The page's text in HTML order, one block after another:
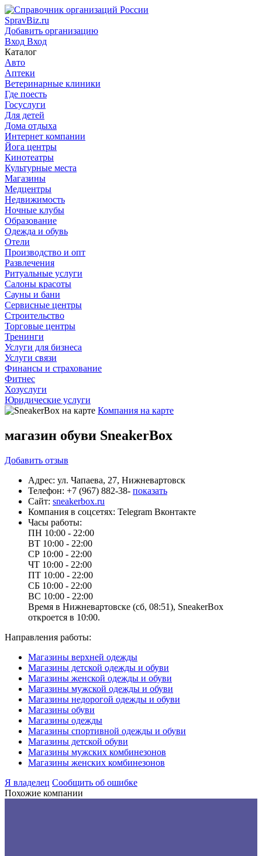
SpravBiz.ru
Добавить организацию
Вход Вход
Каталог
Авто
Аптеки
Ветеринарные клиники
Где поесть
Госуслуги
Для детей
Дома отдыха
Интернет компании
Йога центры
Кинотеатры
Культурные места
Магазины
Медцентры
Недвижимость
Ночные клубы
Образование
Одежда и обувь
Отели
Производство и опт
Развлечения
Ритуальные услуги
Салоны красоты
Сауны и бани
Сервисные центры
Строительство
Торговые центры
Тренинги
Услуги для бизнеса
Услуги связи
Финансы и страхование
Фитнес
Хозуслуги
Юридические услуги
Компания на карте
магазин обуви SneakerBox
Добавить отзыв
Адрес: ул. Чапаева, 27, Нижневартовск
Телефон: +7 (967) 882-38- показать
Сайт: sneakerbox.ru
Компания в соцсетях: Telegram Вконтакте
Часы работы:
ПН 10:00 - 22:00
ВТ 10:00 - 22:00
СР 10:00 - 22:00
ЧТ 10:00 - 22:00
ПТ 10:00 - 22:00
СБ 10:00 - 22:00
ВС 10:00 - 22:00
Время в Нижневартовске (сб, 08:51), SneakerBox
откроется в 10:00.
Направления работы:
Магазины верхней одежды
Магазины детской одежды и обуви
Магазины женской одежды и обуви
Магазины мужской одежды и обуви
Магазины недорогой одежды и обуви
Магазины обуви
Магазины одежды
Магазины спортивной одежды и обуви
Магазины детской обуви
Магазины мужских комбинезонов
Магазины женских комбинезонов
Я владелец Сообщить об ошибке
Похожие компании